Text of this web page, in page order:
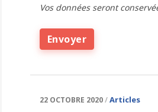
Vos données seront
22 OCTOBRE 2020 Articles